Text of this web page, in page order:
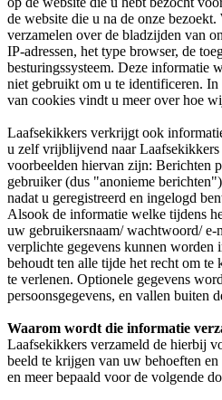
de website die u na de onze
verzamelen over de bladzijden van
IP-adressen, het type browser, de
besturingssysteem. Deze informatie
niet gebruikt om u te identificeren.
van cookies vindt u meer over hoe
Laafsekikkers verkrijgt ook
u zelf vrijblijvend naar Laafsekikkers
voorbeelden hiervan zijn: Berichten
gebruiker (dus "anonieme
nadat u geregistreerd en ingelogd
Alsook de informatie welke tijdens
uw gebruikersnaam/ wachtwoord/ e-
verplichte gegevens kunnen worden
behoudt ten alle tijde het recht om te
te verlenen. Optionele gegevens
persoonsgegevens, en vallen buiten
Waarom wordt die informatie
Laafsekikkers verzameld de hierbij
beeld te krijgen van uw behoeften en
en meer bepaald voor de volgende